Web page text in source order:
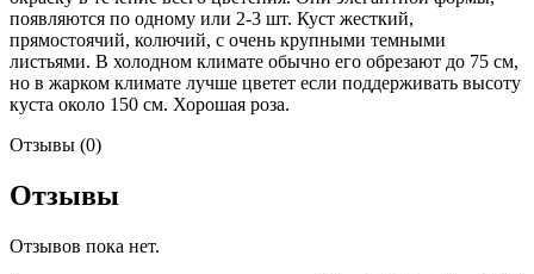
появляются по одному или 2-3 шт. Куст жесткий,
прямостоячий, колючий, с очень крупными темными
листьями. В холодном климате обычно его обрезают до 75 см,
но в жарком климате лучше цветет если поддерживать высоту
куста около 150 см. Хорошая роза.
Отзывы (0)
Отзывы
Отзывов пока нет.